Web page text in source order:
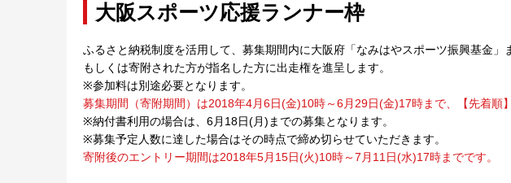
大阪スポーツ応援ランナー枠
ふるさと納税制度を活用して、募集期間内に大阪府「なみはやスポーツ振興基金
もしくは寄附された方が指名した方に出走権を進呈します。
※参加料は別途必要となります。
募集期間（寄附期間）は2018年4月6日(金)10時～6月29日(金)17時まで、【先着順
※納付書利用の場合は、6月18日(月)までの募集となります。
※募集予定人数に達した場合はその時点で締め切らせていただきます。
寄附後のエントリー期間は2018年5月15日(火)10時～7月11日(水)17時までです。